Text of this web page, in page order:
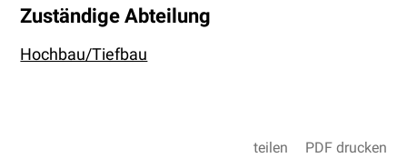
Zuständige Abteilung
Hochbau/Tiefbau
teilen PDF drucken